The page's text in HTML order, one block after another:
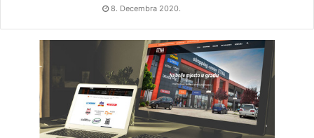
8. Decembra 2020.